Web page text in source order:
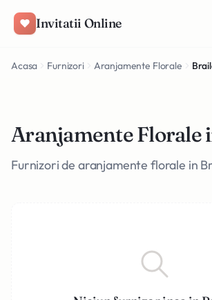
Invitatii Online
Acasa Furnizori Aranjamente Florale
Aranjamente Florale
Furnizori de aranjamente florale in